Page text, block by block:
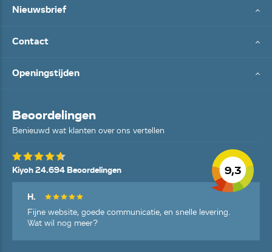
Nieuwsbrief
Contact
Openingstijden
Beoordelingen
Benieuwd wat klanten over ons vertellen
9,3
Kiyoh 24.694 Beoordelingen
H.
Fijne website, goede communicatie, en snelle levering.
Wat wil nog meer?